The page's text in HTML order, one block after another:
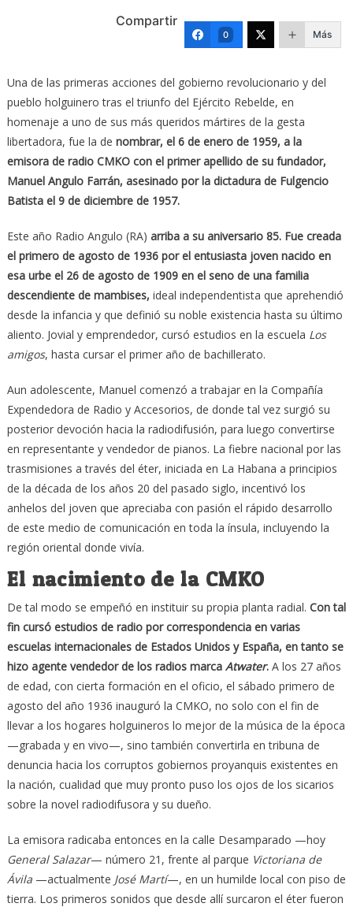
Compartir
0 Más
Una de las primeras acciones del gobierno revolucionario y del
pueblo holguinero tras el triunfo del Ejército Rebelde, en
homenaje a uno de sus más queridos mártires de la gesta
libertadora, fue la de nombrar, el 6 de enero de 1959, a la
emisora de radio CMKO con el primer apellido de su fundador,
Manuel Angulo Farrán, asesinado por la dictadura de Fulgencio
Batista el 9 de diciembre de 1957.
Este año Radio Angulo (RA) arriba a su aniversario 85. Fue creada
el primero de agosto de 1936 por el entusiasta joven nacido en
esa urbe el 26 de agosto de 1909 en el seno de una familia
descendiente de mambises, ideal independentista que aprehendió
desde la infancia y que definió su noble existencia hasta su último
aliento. Jovial y emprendedor, cursó estudios en la escuela Los
amigos, hasta cursar el primer año de bachillerato.
Aun adolescente, Manuel comenzó a trabajar en la Compañía
Expendedora de Radio y Accesorios, de donde tal vez surgió su
posterior devoción hacia la radiodifusión, para luego convertirse
en representante y vendedor de pianos. La fiebre nacional por las
trasmisiones a través del éter, iniciada en La Habana a principios
de la década de los años 20 del pasado siglo, incentivó los
anhelos del joven que apreciaba con pasión el rápido desarrollo
de este medio de comunicación en toda la ínsula, incluyendo la
región oriental donde vivía.
El nacimiento de la CMKO
De tal modo se empeñó en instituir su propia planta radial. Con tal
fin cursó estudios de radio por correspondencia en varias
escuelas internacionales de Estados Unidos y España, en tanto se
hizo agente vendedor de los radios marca Atwater.A los 27 años
de edad, con cierta formación en el oficio, el sábado primero de
agosto del año 1936 inauguró la CMKO, no solo con el fin de
llevar a los hogares holguineros lo mejor de la música de la época
—grabada y en vivo—, sino también convertirla en tribuna de
denuncia hacia los corruptos gobiernos proyanquis existentes en
la nación, cualidad que muy pronto puso los ojos de los sicarios
sobre la novel radiodifusora y su dueño.
La emisora radicaba entonces en la calle Desamparado —hoy
General Salazar— número 21, frente al parque Victoriana de
Ávila—actualmente José Martí—, en un humilde local con piso de
tierra. Los primeros sonidos que desde allí surcaron el éter fueron